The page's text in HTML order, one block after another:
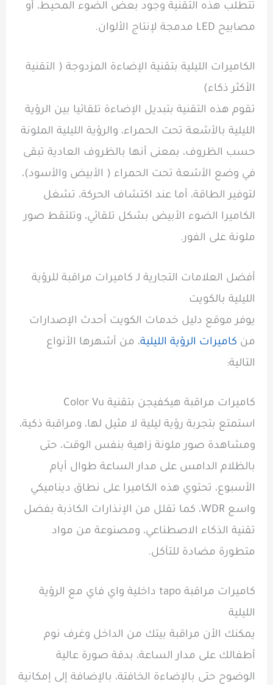
تتطلب هذه التقنية وجود بعض الضوء المحيط، أو
مصابيح LED مدمجة لإنتاج الألوان.
الكاميرات الليلية بتقنية الإضاءة المزدوجة ( التقنية
الأكثر ذكاء)
تقوم هذه التقنية بتبديل الإضاءة تلقائيا بين الرؤية
الليلية بالأشعة تحت الحمراء، والرؤية الليلية الملونة
حسب الظروف، بمعنى أنها بالظروف العادية تبقى
في وضع الأشعة تحت الحمراء ( الأبيض والأسود)،
لتوفير الطاقة، أما عند اكتشاف الحركة، تشغل
الكاميرا الضوء الأبيض بشكل تلقائي، وتلتقط صور
ملونة على الفور.
أفضل العلامات التجارية لـ كاميرات مراقبة للرؤية
الليلية بالكويت
يوفر موقع دليل خدمات الكويت أحدث الإصدارات
من كاميرات الرؤية الليلية، من أشهرها الأنواع
التالية:
كاميرات مراقبة هيكفيجن بتقنية Color Vu
استمتع بتجربة رؤية ليلية لا مثيل لها، ومراقبة ذكية،
ومشاهدة صور ملونة زاهية بنفس الوقت، حتى
بالظلام الدامس على مدار الساعة طوال أيام
الأسبوع، تحتوي هذه الكاميرا على نطاق ديناميكي
واسع WDR، كما تقلل من الإنذارات الكاذبة بفضل
تقنية الذكاء الاصطناعي، ومصنوعة من مواد
متطورة مضادة للتآكل.
كاميرات مراقبة tapo داخلية واي فاي مع الرؤية
الليلية
يمكنك الأن مراقبة بيتك من الداخل وغرف نوم
أطفالك على مدار الساعة، بدقة صورة عالية
الوضوح حتى بالإضاءة الخافتة، بالإضافة إلى إمكانية